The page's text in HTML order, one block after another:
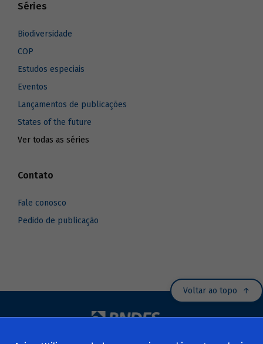
Séries
Biodiversidade
COP
Estudos especiais
Eventos
Lançamentos de publicações
States of the future
Ver todas as séries
Contato
Fale conosco
Pedido de publicação
Voltar ao topo